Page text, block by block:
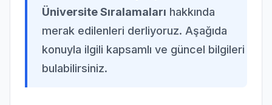
Üniversite Sıralamaları hakkında
merak edilenleri derliyoruz. Aşağıda
konuyla ilgili kapsamlı ve güncel bilgileri
bulabilirsiniz.